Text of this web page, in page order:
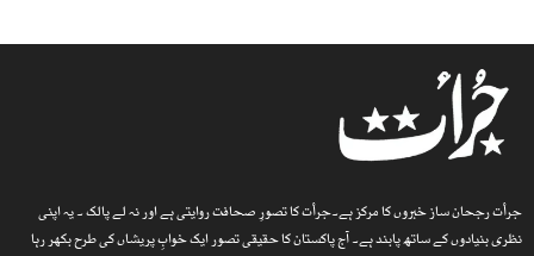
جرأت رجحان ساز خبروں کا مرکز ہے۔جرأت کا تصورِ صحافت روایتی ہے اور نہ لے پالک ۔ یہ اپنی
نظری بنیادوں کے ساتھ پابند ہے۔ آج پاکستان کا حقیقی تصور ایک خوابِ پریشاں کی طرح بکھر رہا